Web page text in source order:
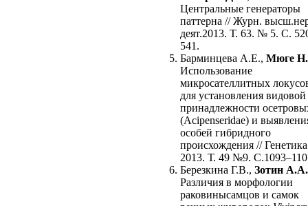
Центральные генераторы
паттерна // Журн.
деят.2013. Т. 63. № 5. С.
541.
Барминцева А.Е., Мюге
Использование
микросателлитных
для установления видовой
принадлежности
(Acipenseridae) и
особей гибридного
происхождения //
2013. Т. 49 №9.
Березкина Г.В., Зотин А.А.
Различия в морфологии
раковинысамцов и самок